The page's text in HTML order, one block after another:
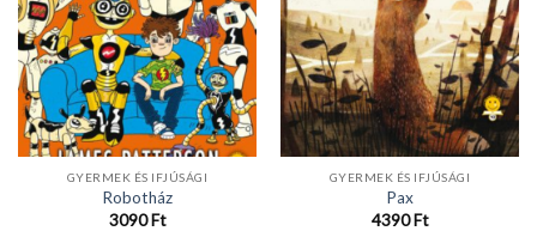
GYERMEK ÉS IFJÚSÁGI
Robotház
3090Ft
GYERMEK ÉS IFJÚSÁGI
Pax
4390Ft